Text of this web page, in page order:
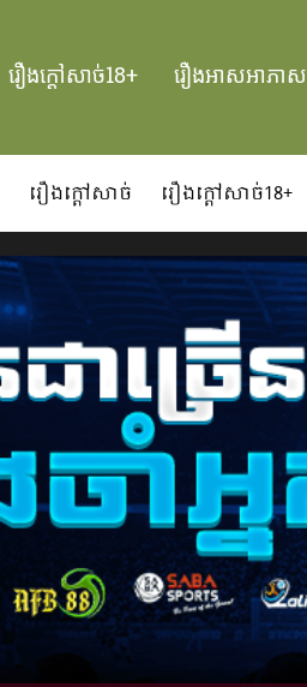
រឿងក្ដៅសាច់18+ រឿងអាសអាភាស
រឿងក្ដៅសាច់ រឿងក្ដៅសាច់18+